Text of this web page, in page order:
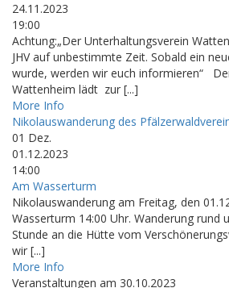
24.11.2023
19:00
Achtung:„Der Unterhaltungsverein
JHV auf unbestimmte Zeit. Sobald ein
wurde, werden wir euch informieren“
Wattenheim lädt zur [...]
More Info
Nikolauswanderung des
01 Dez.
01.12.2023
14:00
Am Wasserturm
Nikolauswanderung am Freitag, den
Wasserturm 14:00 Uhr. Wanderung rund
Stunde an die Hütte vom
wir [...]
More Info
Veranstaltungen am 30.10.2023